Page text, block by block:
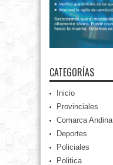
CATEGORÍAS
Inicio
Provinciales
Comarca Andina
Deportes
Policiales
Politica